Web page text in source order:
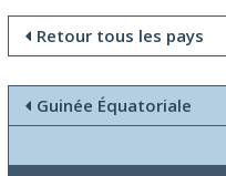
Retour tous les pays
Guinée Équatoriale